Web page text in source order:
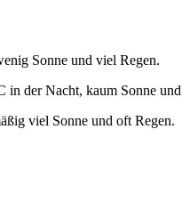
Sonne und viel Regen.
in der Nacht, kaum Sonne
viel Sonne und oft Regen.